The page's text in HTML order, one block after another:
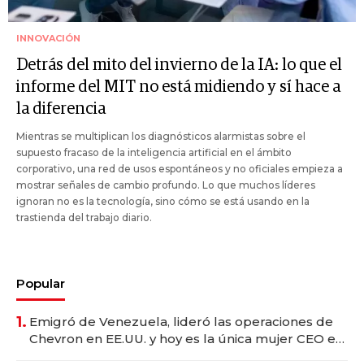
INNOVACIÓN
Detrás del mito del invierno de la IA: lo que el
informe del MIT no está midiendo y sí hace a
la diferencia
Mientras se multiplican los diagnósticos alarmistas sobre el
supuesto fracaso de la inteligencia artificial en el ámbito
corporativo, una red de usos espontáneos y no oficiales empieza a
mostrar señales de cambio profundo. Lo que muchos líderes
ignoran no es la tecnología, sino cómo se está usando en la
trastienda del trabajo diario.
Popular
1. Emigró de Venezuela, lideró las operaciones de
Chevron en EE.UU. y hoy es la única mujer CEO en